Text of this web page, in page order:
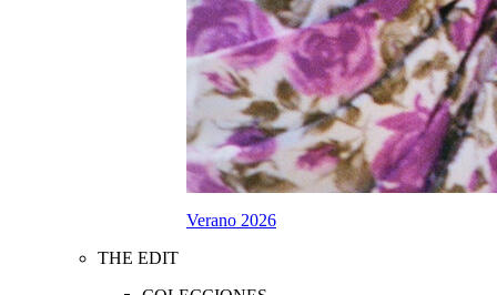
Verano 2026
THE EDIT